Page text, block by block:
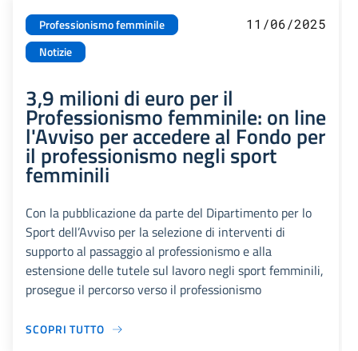
Professionismo femminile
Notizie
11/06/2025
3,9 milioni di euro per il
Professionismo femminile: on line
l'Avviso per accedere al Fondo per
il professionismo negli sport
femminili
Con la pubblicazione da parte del Dipartimento per lo
Sport dell’Avviso per la selezione di interventi di
supporto al passaggio al professionismo e alla
estensione delle tutele sul lavoro negli sport femminili,
prosegue il percorso verso il professionismo
SCOPRI TUTTO